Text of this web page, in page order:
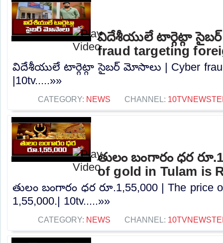
విదేశీయులే టార్గెట్గా
fraud targeting
విదేశీయులే టార్గెట్గా సైబర్ మోసాలు | Cyber ​​fraud
|10tv.....»»
CATEGORY: NEWS CHANNEL:
తులం బంగారం ధర
of gold in Tulam is
తులం బంగారం ధర రూ.1,55,000 | The price
1,55,000.| 10tv.....»»
CATEGORY: NEWS CHANNEL: